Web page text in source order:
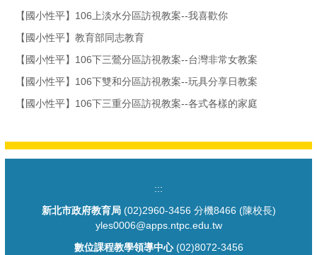
【國小性平】106上淡水分區訪視教案--我喜歡你
【國小性平】教育部同志教育
【國小性平】106下三鶯分區訪視教案--台灣非常女教案
【國小性平】106下雙和分區訪視教案--玩具分享日教案
【國小性平】106下三重分區訪視教案--各式各樣的家庭
:::
新北市政府教育局(02)2960-3456 分機8466 (陳校長)
yles0006@apps.ntpc.edu.tw
數位課程教學領導中心(02)8072-3456